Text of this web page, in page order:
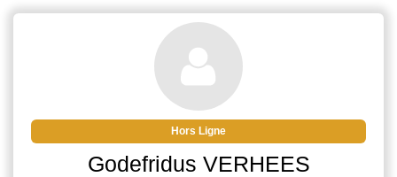
Corse du Sud, surplombant le fleuve et à
moins de 400 m de la plage, la Résidence
Capu Seninu propose 20 appartements du
studio au T3, entièrement rénovés en 2015.
Hors Ligne
Godefridus VERHEES